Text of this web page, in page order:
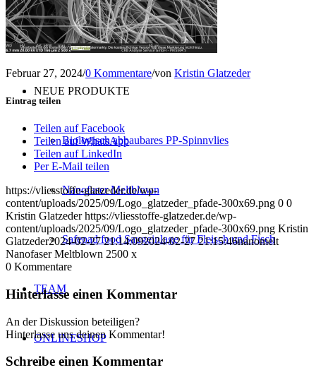
Service
NEUE PRODUKTE
Biologisch abbaubares PP-Spinnvlies
Nanofaser Meltblown
Safepad food Saugeinlage für Fleisch und Fisch
TEAM
ONLINESHOP
Februar 27, 2024/0 Kommentare/von Kristin Glatzeder
Eintrag teilen
Teilen auf Facebook
Teilen auf WhatsApp
Teilen auf LinkedIn
Per E-Mail teilen
https://vliesstoffe-glatzeder.de/wp-
content/uploads/2025/09/Logo_glatzeder_pfade-300x69.png 0 0
Kristin Glatzeder https://vliesstoffe-glatzeder.de/wp-
content/uploads/2025/09/Logo_glatzeder_pfade-300x69.png Kristin
Glatzeder2024-02-27 21:14:092024-02-27 21:15:46nanomelt
Nanofaser Meltblown 2500 x
0 Kommentare
Hinterlasse einen Kommentar
An der Diskussion beteiligen?
Hinterlasse uns deinen Kommentar!
Schreibe einen Kommentar